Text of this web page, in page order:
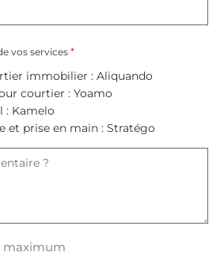
vos services *
immobilier : Aliquando
courtier : Yoamo
: Kamelo
et prise en main : Stratégo
maximum